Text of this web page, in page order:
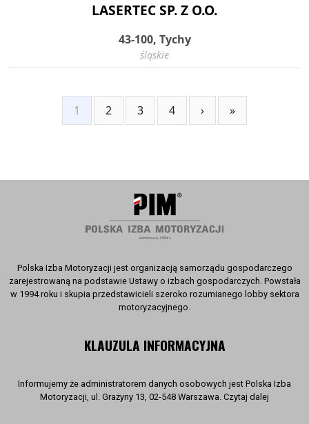
LASERTEC SP. Z O.O.
43-100, Tychy
śląskie
1 2 3 4 › »
Polska Izba Motoryzacji jest organizacją samorządu gospodarczego
zarejestrowaną na podstawie Ustawy o izbach gospodarczych. Powstała
w 1994 roku i skupia przedstawicieli szeroko rozumianego lobby sektora
motoryzacyjnego.
KLAUZULA INFORMACYJNA
Informujemy że administratorem danych osobowych jest Polska Izba
Motoryzacji, ul. Grażyny 13, 02-548 Warszawa. Czytaj dalej